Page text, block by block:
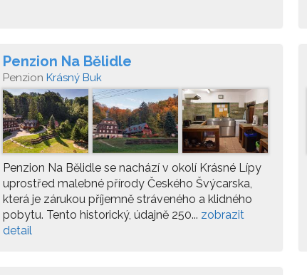
Penzion Na Bělidle
Penzion Krásný Buk
Penzion Na Bělidle se nachází v okolí Krásné Lípy
uprostřed malebné přírody Českého Švýcarska,
která je zárukou příjemně stráveného a klidného
pobytu. Tento historický, údajně 250... zobrazit
detail